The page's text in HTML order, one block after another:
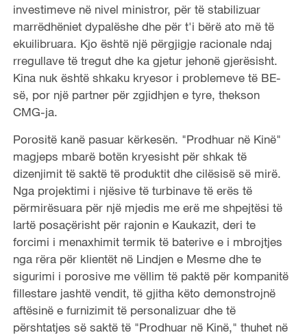
investimeve në nivel ministror, për të stabilizuar
marrëdhëniet dypalëshe dhe për t'i bërë ato më të
ekuilibruara. Kjo është një përgjigje racionale ndaj
rregullave të tregut dhe ka gjetur jehonë gjerësisht.
Kina nuk është shkaku kryesor i problemeve të BE-
së, por një partner për zgjidhjen e tyre, thekson
CMG-ja.
Porositë kanë pasuar kërkesën. "Prodhuar në Kinë"
magjeps mbarë botën kryesisht për shkak të
dizenjimit të saktë të produktit dhe cilësisë së mirë.
Nga projektimi i njësive të turbinave të erës të
përmirësuara për një mjedis me erë me shpejtësi të
lartë posaçërisht për rajonin e Kaukazit, deri te
forcimi i menaxhimit termik të baterive e i mbrojtjes
nga rëra për klientët në Lindjen e Mesme dhe te
sigurimi i porosive me vëllim të paktë për kompanitë
fillestare jashtë vendit, të gjitha këto demonstrojnë
aftësinë e furnizimit të personalizuar dhe të
përshtatjes së saktë të "Prodhuar në Kinë," thuhet në